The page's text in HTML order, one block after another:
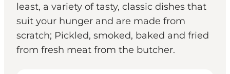
least, a variety of tasty, classic dishes that
suit your hunger and are made from
scratch; Pickled, smoked, baked and fried
from fresh meat from the butcher.